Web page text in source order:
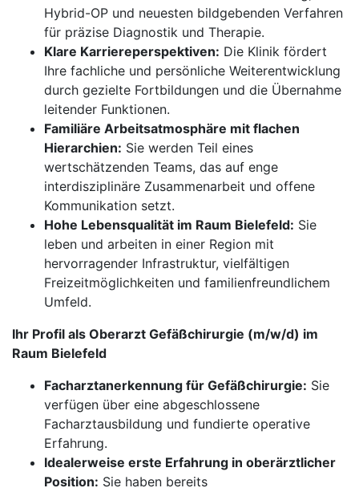
Hybrid-OP und neuesten bildgebenden Verfahren
für präzise Diagnostik und Therapie.
Klare Karriereperspektiven: Die Klinik fördert
Ihre fachliche und persönliche Weiterentwicklung
durch gezielte Fortbildungen und die Übernahme
leitender Funktionen.
Familiäre Arbeitsatmosphäre mit flachen
Hierarchien: Sie werden Teil eines
wertschätzenden Teams, das auf enge
interdisziplinäre Zusammenarbeit und offene
Kommunikation setzt.
Hohe Lebensqualität im Raum Bielefeld: Sie
leben und arbeiten in einer Region mit
hervorragender Infrastruktur, vielfältigen
Freizeitmöglichkeiten und familienfreundlichem
Umfeld.
Ihr Profil als Oberarzt Gefäßchirurgie (m/w/d) im
Raum Bielefeld
Facharztanerkennung für Gefäßchirurgie: Sie
verfügen über eine abgeschlossene
Facharztausbildung und fundierte operative
Erfahrung.
Idealerweise erste Erfahrung in oberärztlicher
Position: Sie haben bereits